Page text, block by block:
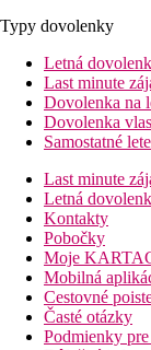
Typy dovolenky
Letná
Last minute
Dovolenka na
Dovolenka
Samostatné
Last minute
Letná
Kontakty
Pobočky
Moje
Mobilná
Cestovné
Časté otázky
Podmienky